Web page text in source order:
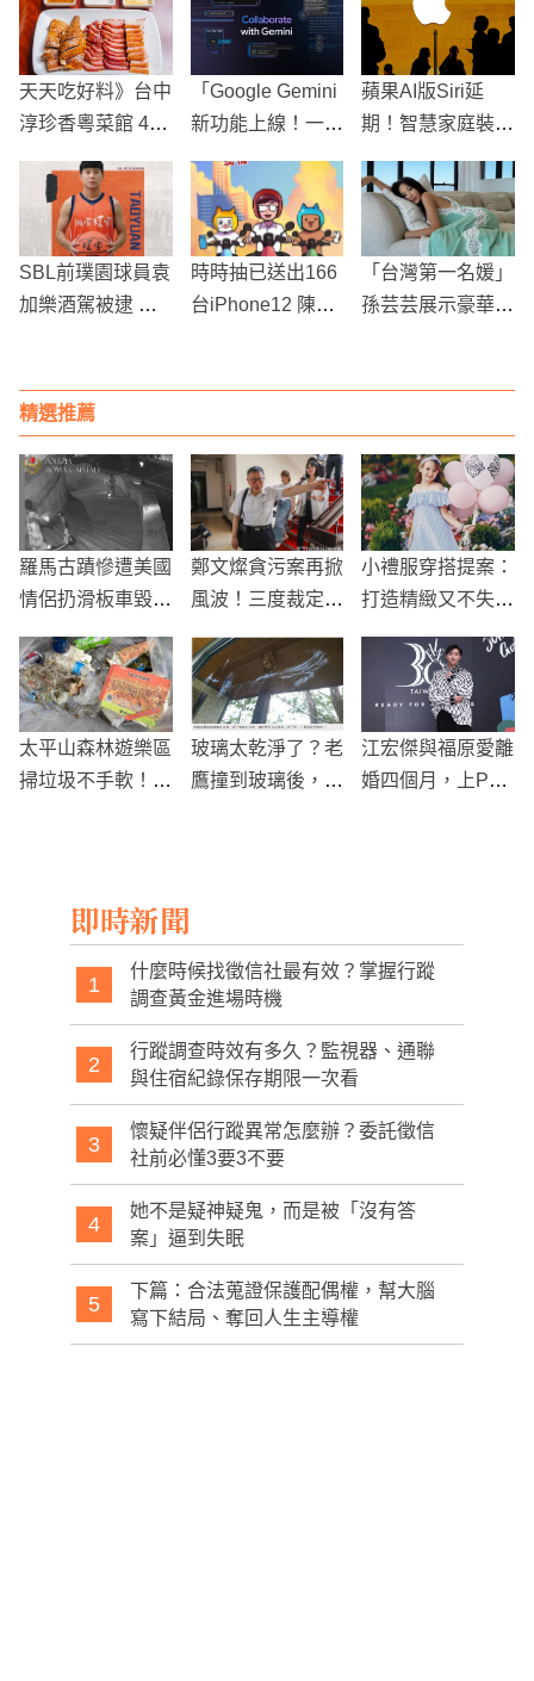
天天吃好料》台中
淳珍香粵菜館 40
「Google Gemini
新功能上線！一鍵
寫程式更方便」
蘋果AI版Siri延
期！智慧家庭裝置
也要等等了
SBL前璞園球員袁
加樂酒駕被逮 酒
時時抽已送出166
台iPhone12 陳其
「台灣第一名媛」
孫芸芸展示豪華生
精選推薦
羅馬古蹟慘遭美國
情侶扔滑板車毀
再訪！
鄭文燦貪污案再掀
風波！三度裁定羈
小禮服穿搭提案：
打造精緻又不失禮
太平山森林遊樂區
掃垃圾不手軟！遊
玻璃太乾淨了？老
鷹撞到玻璃後，留
江宏傑與福原愛離
婚四個月，上Pod
即時新聞
1
什麼時候找徵信社最有效？掌握行蹤
調查黃金進場時機
2
行蹤調查時效有多久？監視器、通聯
與住宿紀錄保存期限一次看
3
懷疑伴侶行蹤異常怎麼辦？委託徵信
社前必懂3要3不要
4
她不是疑神疑鬼，而是被「沒有答
案」逼到失眠
5
下篇：合法蒐證保護配偶權，幫大腦
寫下結局、奪回人生主導權